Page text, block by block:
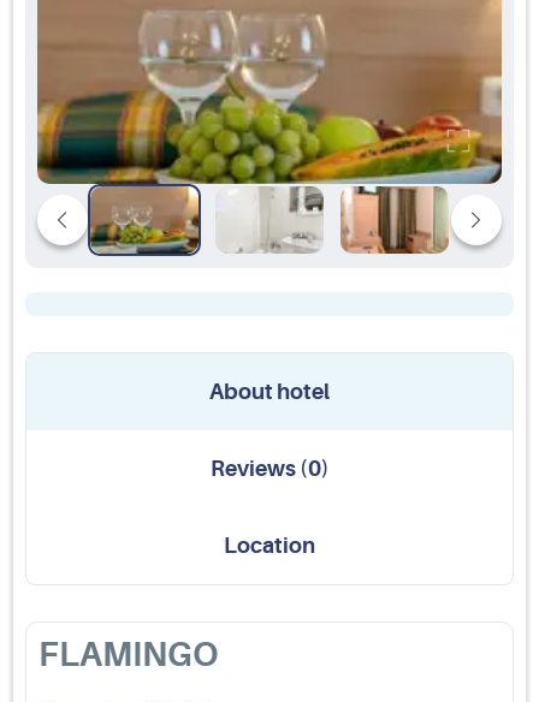
About hotel
Reviews(0)
Location
FLAMINGO